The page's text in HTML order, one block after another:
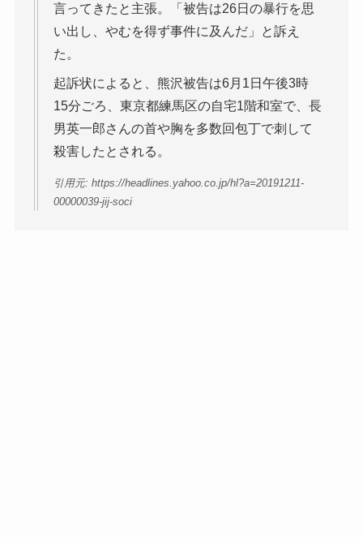
言ってきたと主張。「被告は26日の暴行を思
い出し、やむを得ず事件に及んだ」と訴え
た。
起訴状によると、熊沢被告は6月1日午後3時
15分ごろ、東京都練馬区の自宅1階和室で、長
男英一郎さんの首や胸を多数回包丁で刺して
殺害したとされる。
引用元: https://headlines.yahoo.co.jp/hl?a=20191211-
00000039-jij-soci